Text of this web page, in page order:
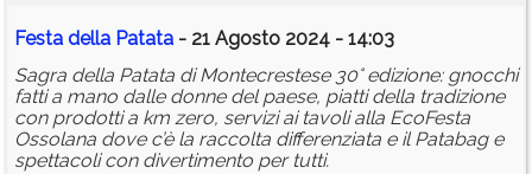
Festa della Patata - 21 Agosto 2024 - 14:03
Sagra della Patata di Montecrestese 30° edizione: gnocchi
fatti a mano dalle donne del paese, piatti della tradizione
con prodotti a km zero, servizi ai tavoli alla EcoFesta
Ossolana dove c’è la raccolta differenziata e il Patabag e
spettacoli con divertimento per tutti.